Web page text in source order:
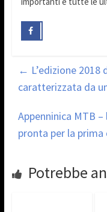
← L’edizione 2018
caratterizzata da
Appenninica MTB
pronta per la prima
Potrebbe